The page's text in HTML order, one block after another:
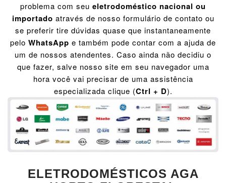
problema com seu eletrodoméstico nacional ou
importado através de nosso formulário de contato ou
se preferir tire dúvidas quase que instantaneamente
pelo WhatsApp e também pode contar com a ajuda de
um de nossos atendentes. Caso ainda não decidiu o
que fazer, salve nosso site em seu navegador uma
hora você vai precisar de uma assistência
especializada clique (Ctrl + D).
ELETRODOMÉSTICOS AGA